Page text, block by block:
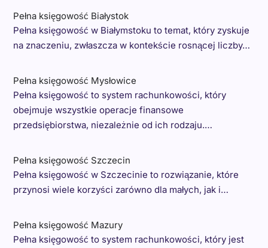
Pełna księgowość Białystok
Pełna księgowość w Białymstoku to temat, który zyskuje
na znaczeniu, zwłaszcza w kontekście rosnącej liczby…
Pełna księgowość Mysłowice
Pełna księgowość to system rachunkowości, który
obejmuje wszystkie operacje finansowe
przedsiębiorstwa, niezależnie od ich rodzaju.…
Pełna księgowość Szczecin
Pełna księgowość w Szczecinie to rozwiązanie, które
przynosi wiele korzyści zarówno dla małych, jak i…
Pełna księgowość Mazury
Pełna księgowość to system rachunkowości, który jest